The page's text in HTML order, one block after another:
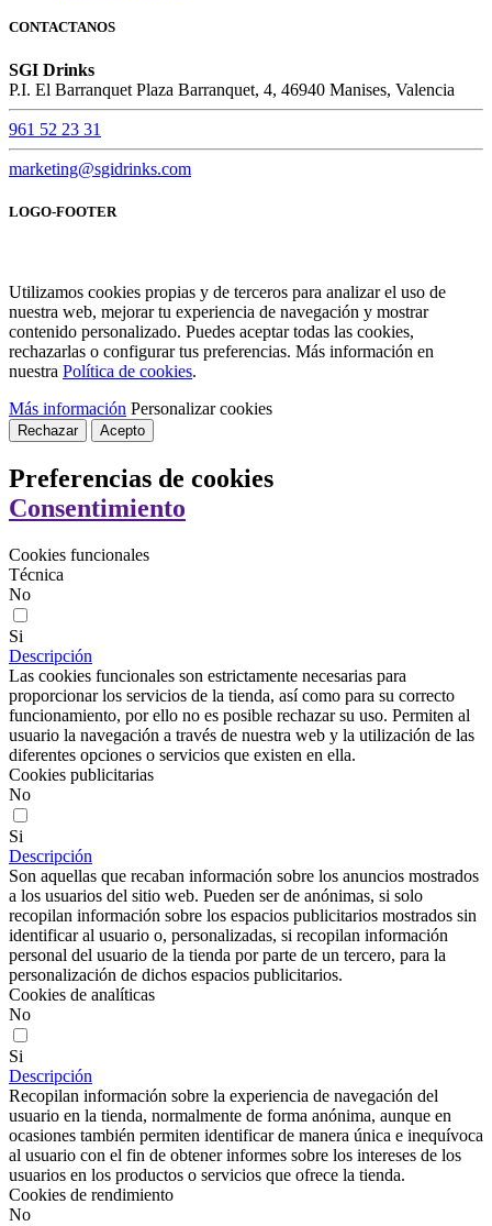
CONTACTANOS
SGI Drinks
P.I. El Barranquet Plaza Barranquet, 4, 46940 Manises, Valencia
961 52 23 31
marketing@sgidrinks.com
LOGO-FOOTER
Utilizamos cookies propias y de terceros para analizar el uso de
nuestra web, mejorar tu experiencia de navegación y mostrar
contenido personalizado. Puedes aceptar todas las cookies,
rechazarlas o configurar tus preferencias. Más información en
nuestra Política de cookies.
Más información Personalizar cookies
Rechazar Acepto
Preferencias de cookies
Consentimiento
Cookies funcionales
Técnica
No
Si
Descripción
Las cookies funcionales son estrictamente necesarias para
proporcionar los servicios de la tienda, así como para su correcto
funcionamiento, por ello no es posible rechazar su uso. Permiten al
usuario la navegación a través de nuestra web y la utilización de las
diferentes opciones o servicios que existen en ella.
Cookies publicitarias
No
Si
Descripción
Son aquellas que recaban información sobre los anuncios mostrados
a los usuarios del sitio web. Pueden ser de anónimas, si solo
recopilan información sobre los espacios publicitarios mostrados sin
identificar al usuario o, personalizadas, si recopilan información
personal del usuario de la tienda por parte de un tercero, para la
personalización de dichos espacios publicitarios.
Cookies de analíticas
No
Si
Descripción
Recopilan información sobre la experiencia de navegación del
usuario en la tienda, normalmente de forma anónima, aunque en
ocasiones también permiten identificar de manera única e inequívoca
al usuario con el fin de obtener informes sobre los intereses de los
usuarios en los productos o servicios que ofrece la tienda.
Cookies de rendimiento
No